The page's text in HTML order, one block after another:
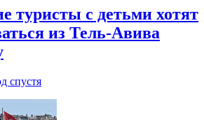
туристы с детьми хотят
из Тель-Авива
спустя